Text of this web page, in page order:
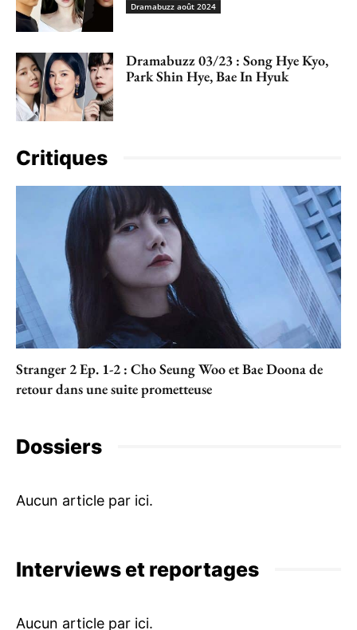
Dramabuzz août 2024
Dramabuzz 03/23 : Song Hye Kyo,
Park Shin Hye, Bae In Hyuk
Critiques
Stranger 2 Ep. 1-2 : Cho Seung Woo et Bae Doona de
retour dans une suite prometteuse
Dossiers
Interviews et reportages